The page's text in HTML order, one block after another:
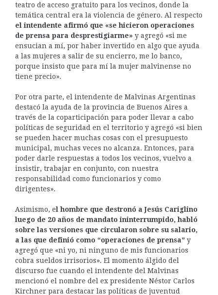
teatro de acceso gratuito para los vecinos, donde la
temática central era la violencia de género. Al respecto
el intendente afirmó que «se hicieron operaciones
de prensa para desprestigiarme» y agregó «si me
ensucian a mí, por haber invertido en algo que ayuda
a las mujeres a salir de su encierro, me lo banco,
porque insisto que para mí la mujer malvinense no
tiene precio».
Por otra parte, el intendente de Malvinas Argentinas
destacó la ayuda de la provincia de Buenos Aires a
través de la coparticipación para poder llevar a cabo
políticas de seguridad en el territorio y agregó «si bien
se pueden hacer muchas cosas con el presupuesto
municipal, muchas veces no alcanza. Entonces, para
poder darle respuestas a todos los vecinos, vuelvo a
insistir, trabajar en conjunto, con nuestra
responsabilidad como funcionarios y como
dirigentes».
Asimismo, el hombre que destronó a Jesús Cariglino
luego de 20 años de mandato ininterrumpido, habló
sobre las versiones que circularon sobre su salario,
a las que definió como “operaciones de prensa”y
agregó que «ni yo, ni ninguno de mis funcionarios
cobra sueldos irrisorios». El momento álgido del
discurso fue cuando el intendente del Malvinas
mencionó el nombre del ex presidente Néstor Carlos
Kirchner para destacar las políticas de juventud